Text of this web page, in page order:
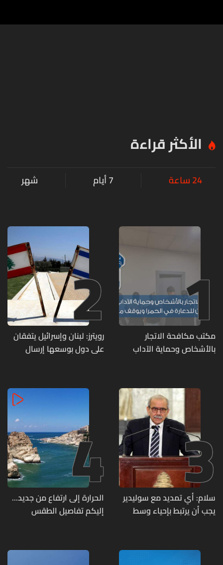
الأكثر قراءة
24 ساعة 7 أيام شهر
1
مكتب مكافحة الاتجار
بالأشخاص وحماية الآداب
متورطين
2
رويترز: لبنان وإسرائيل يتفقان
على دول بوسعها إرسال
3
سلام: أي تمديد مع سوليدير
يجب أن يرتبط بإحياء وسط
4
الحرارة إلى ارتفاع من جديد...
إليكم تفاصيل الطقس